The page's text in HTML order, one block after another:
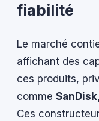
fiabilité
Le marché
affichant des
ces produits,
comme
Ces